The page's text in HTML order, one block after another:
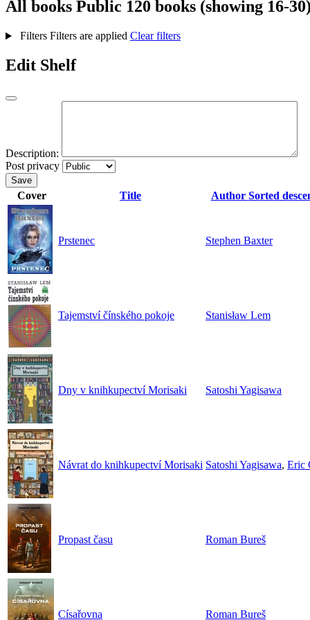
All books Public 120 books (showing 16-30)
Filters Filters are applied Clear filters
Edit Shelf
Description:
Post privacy
Save
Cover Title Author Sorted
Prstenec Stephen Baxter
Tajemství čínského pokoje Stanisław Lem
Dny v knihkupectví Morisaki Satoshi Yagisawa
Návrat do knihkupectví Morisaki Satoshi Yagisawa, Eric
Propast času Roman Bureš
Císařovna Roman Bureš